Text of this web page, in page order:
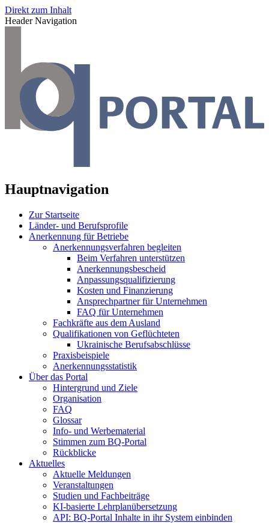
Direkt zum Inhalt
Header Navigation
Hauptnavigation
Zur Startseite
Länder- und Berufsprofile
Anerkennung für Betriebe
Anerkennungsverfahren begleiten
Beim Verfahren unterstützen
Anerkennungsbescheid
Anpassungsqualifizierung
Kosten und Finanzierung
Ansprechpartner für Unternehmen
FAQ für Unternehmen
Fachkräfte aus dem Ausland
Qualifikationen von Geflüchteten
Ukrainische Berufsabschlüsse
Praxisbeispiele
Anerkennungsstatistik
Über das Portal
Hintergrund und Ziele
Organisation
FAQ
Glossar
Info- und Werbematerial
Stimmen zum BQ-Portal
Rückblicke
Aktuelles
Aktuelle Meldungen
Veranstaltungen
Studien und Fachbeiträge
KI-basierte Lehrplanübersetzung
API: BQ-Portal Inhalte in ihr System einbinden